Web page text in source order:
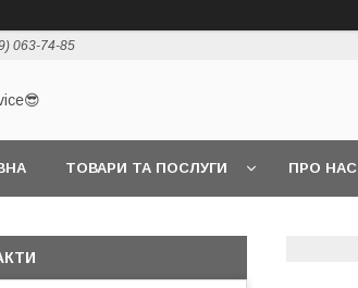
063-74-85
ТОВАРИ ТА ПОСЛУГИ ПРО НАС